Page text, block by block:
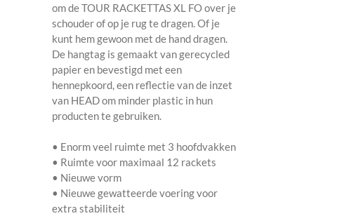
om de TOUR RACKETTAS XL FO over je
schouder of op je rug te dragen. Of je
kunt hem gewoon met de hand dragen.
De hangtag is gemaakt van gerecycled
papier en bevestigd met een
hennepkoord, een reflectie van de inzet
van HEAD om minder plastic in hun
producten te gebruiken.
• Enorm veel ruimte met 3 hoofdvakken
• Ruimte voor maximaal 12 rackets
• Nieuwe vorm
• Nieuwe gewatteerde voering voor
extra stabiliteit